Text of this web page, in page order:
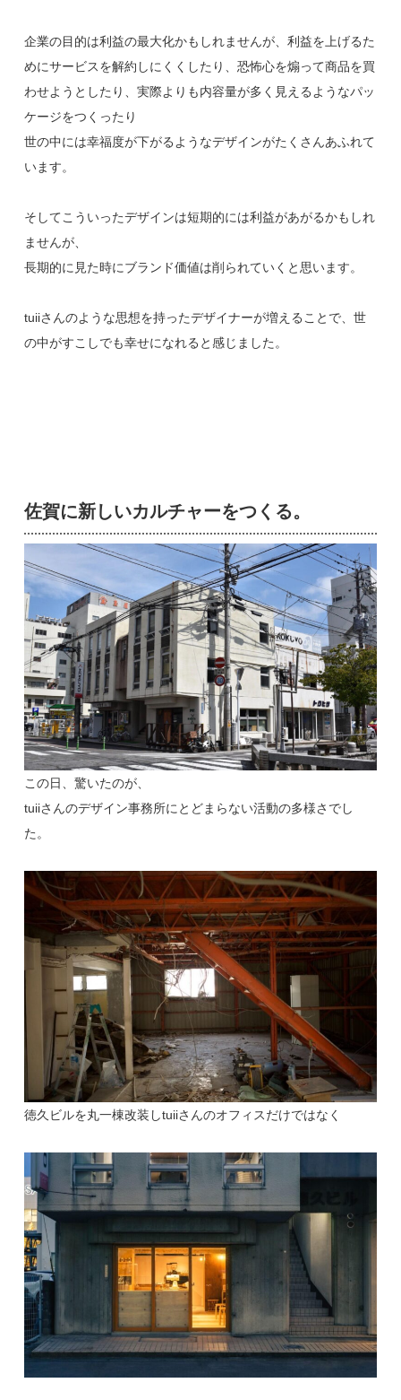
企業の目的は利益の最大化かもしれませんが、利益を上げるた
めにサービスを解約しにくくしたり、恐怖心を煽って商品を買
わせようとしたり、実際よりも内容量が多く見えるようなパッ
ケージをつくったり
世の中には幸福度が下がるようなデザインがたくさんあふれて
います。
そしてこういったデザインは短期的には利益があがるかもしれ
ませんが、
長期的に見た時にブランド価値は削られていくと思います。
tuiiさんのような思想を持ったデザイナーが増えることで、世
の中がすこしでも幸せになれると感じました。
佐賀に新しいカルチャーをつくる。
この日、驚いたのが、
tuiiさんのデザイン事務所にとどまらない活動の多様さでし
た。
徳久ビルを丸一棟改装しtuiiさんのオフィスだけではなく